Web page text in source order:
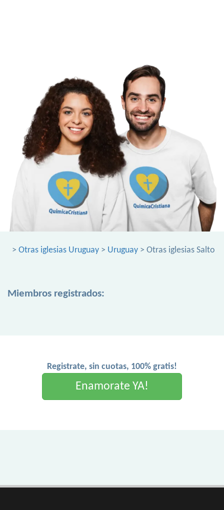
> Otras iglesias Uruguay > Uruguay > Otras iglesias Salto
Miembros registrados:
Registrate, sin cuotas, 100% gratis!
Enamorate YA!